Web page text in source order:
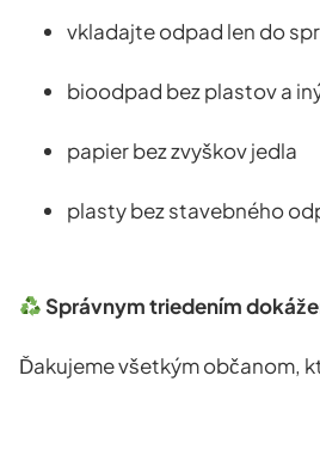
vkladajte odpad len do
bioodpad bez plastov a
papier bez zvyškov jedla
plasty bez stavebného
Správnym triedením
Ďakujeme všetkým občanom,